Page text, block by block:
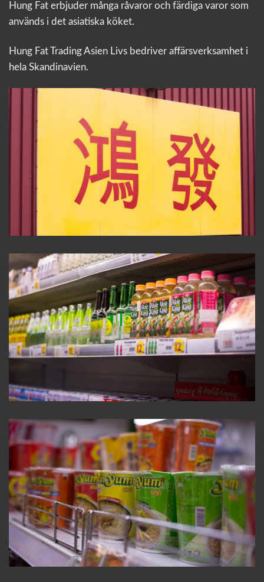
Hung Fat erbjuder många råvaror och färdiga varor som
används i det asiatiska köket.
Hung Fat Trading Asien Livs bedriver affärsverksamhet i
hela Skandinavien.